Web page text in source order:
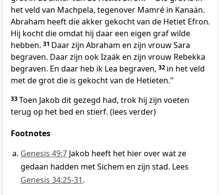
het veld van Machpela, tegenover Mamré in Kanaän.
Abraham heeft die akker gekocht van de Hetiet Efron.
Hij kocht die omdat hij daar een eigen graf wilde
hebben. 31 Daar zijn Abraham en zijn vrouw Sara
begraven. Daar zijn ook Izaäk en zijn vrouw Rebekka
begraven. En daar heb ik Lea begraven, 32 in het veld
met de grot die is gekocht van de Hetieten."
33Toen Jakob dit gezegd had, trok hij zijn voeten
terug op het bed en stierf. (lees verder)
Footnotes
Genesis 49:7 Jakob heeft het hier over wat ze
gedaan hadden met Sichem en zijn stad. Lees
Genesis 34:25-31.